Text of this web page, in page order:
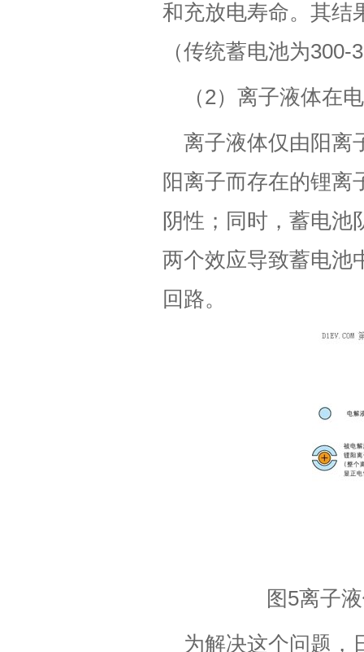
和充放电寿命。其结
（传统蓄电池为
（2）离子液体在
离子液体仅由阳离
阳离子而存在的锂离
阴性；同时，蓄电池
两个效应导致蓄电池
回路。
图5离子液
为解决这个问题，